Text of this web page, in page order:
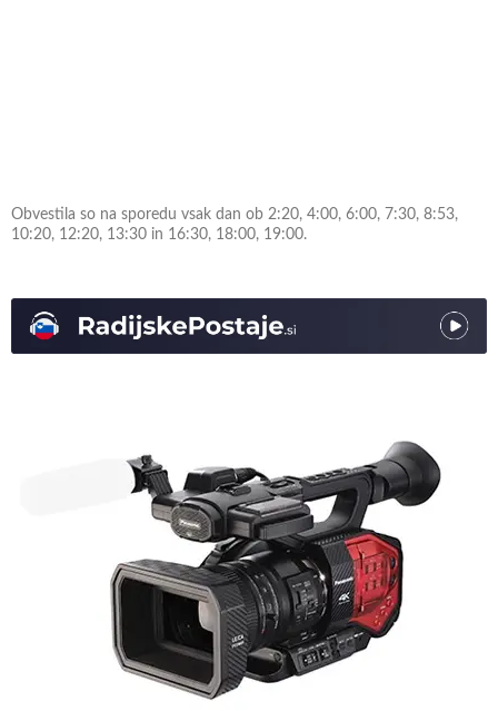
Obvestila so na sporedu vsak dan ob 2:20, 4:00, 6:00, 7:30, 8:53,
10:20, 12:20, 13:30 in 16:30, 18:00, 19:00.